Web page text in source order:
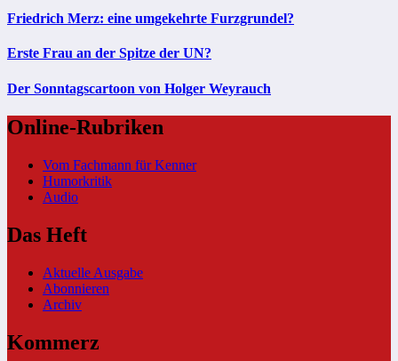
Friedrich Merz: eine umgekehrte Furzgrundel?
Erste Frau an der Spitze der UN?
Der Sonntagscartoon von Holger Weyrauch
Online-Rubriken
Vom Fachmann für Kenner
Humorkritik
Audio
Das Heft
Aktuelle Ausgabe
Abonnieren
Archiv
Kommerz